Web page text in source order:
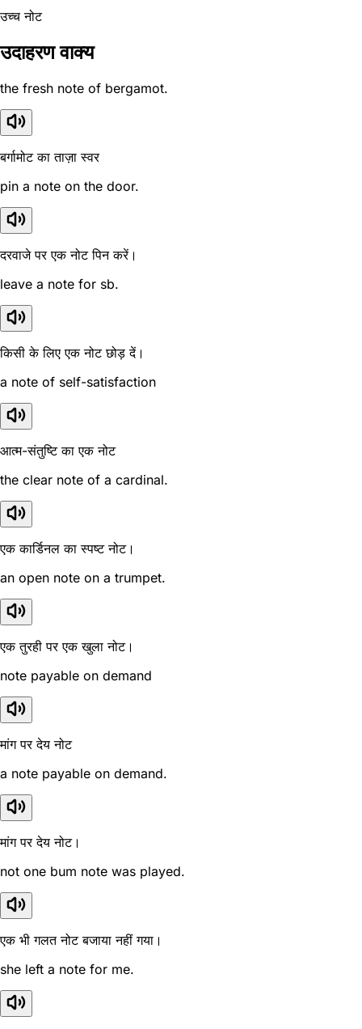
उच्च नोट
उदाहरण वाक्य
the fresh note of bergamot.
बर्गामोट का ताज़ा स्वर
pin a note on the door.
दरवाजे पर एक नोट पिन करें।
leave a note for sb.
किसी के लिए एक नोट छोड़ दें।
a note of self-satisfaction
आत्म-संतुष्टि का एक नोट
the clear note of a cardinal.
एक कार्डिनल का स्पष्ट नोट।
an open note on a trumpet.
एक तुरही पर एक खुला नोट।
note payable on demand
मांग पर देय नोट
a note payable on demand.
मांग पर देय नोट।
not one bum note was played.
एक भी गलत नोट बजाया नहीं गया।
she left a note for me.